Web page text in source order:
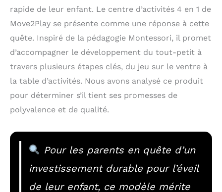
rapide de leur enfant. Le centre d’activités 4 en 1 de
Move2Play se présente comme une réponse à cette
quête. Inspiré de la pédagogie Montessori, il promet
d’accompagner le développement du tout-petit à
travers plusieurs étapes clés, du jeu sur le ventre à
la table d’activités. Nous avons analysé ce produit
pour déterminer s’il tient ses promesses de
polyvalence et de qualité.
Pour les parents en quête d’un
investissement durable pour l’éveil
de leur enfant, ce modèle mérite